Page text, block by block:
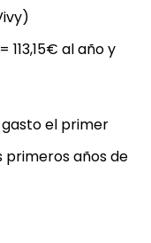
113,15€ al año y
gasto el primer
primeros años de